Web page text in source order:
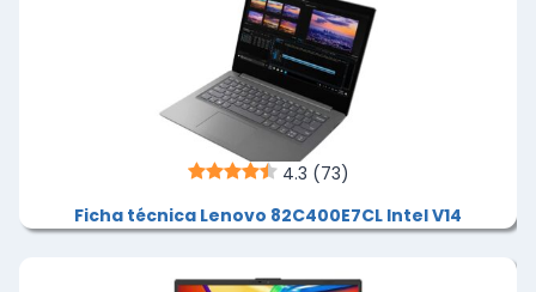
4.3 (73)
Ficha técnica Lenovo 82C400E7CL Intel V14